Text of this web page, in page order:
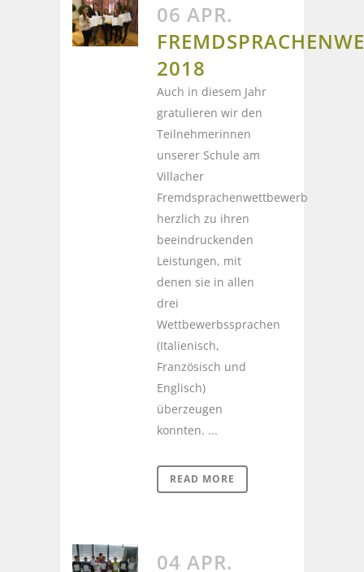
06 APR.
2018
Auch in diesem Jahr
gratulieren wir den
Teilnehmerinnen
unserer Schule am
Villacher
Fremdsprachenwettbewerb
herzlich zu ihren
beeindruckenden
Leistungen, mit
denen sie in allen
drei
Wettbewerbssprachen
(Italienisch,
Französisch und
Englisch)
überzeugen
konnten. ...
READ MORE
04 APR.